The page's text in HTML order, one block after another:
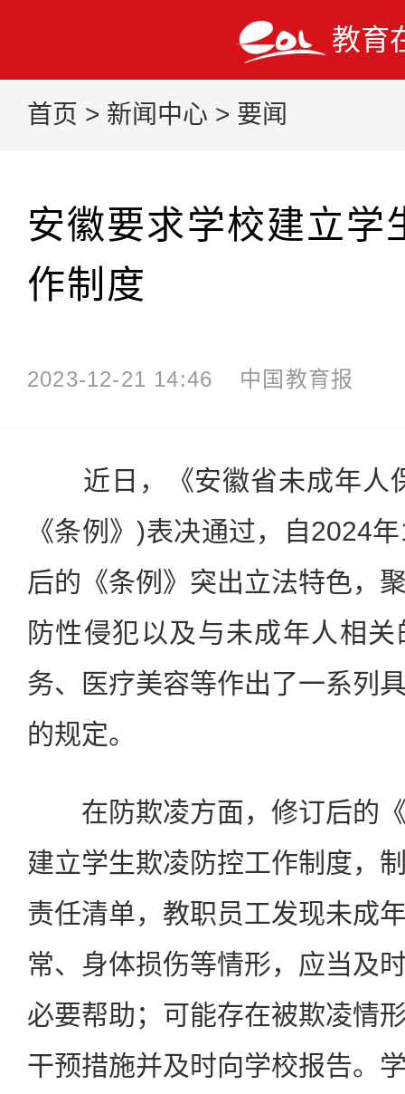
教育
首页 > 新闻中心 > 要闻
安徽要求学校建立学
作制度
2023-12-21 14:46 中国教育报
近日，《安徽省未成年人
《条例》)表决通过，自2024
后的《条例》突出立法特色，
防性侵犯以及与未成年人相
务、医疗美容等作出了一系列
的规定。
在防欺凌方面，修订后的《
建立学生欺凌防控工作制度，
责任清单，教职员工发现未成
常、身体损伤等情形，应当及
必要帮助；可能存在被欺凌情
干预措施并及时向学校报告。